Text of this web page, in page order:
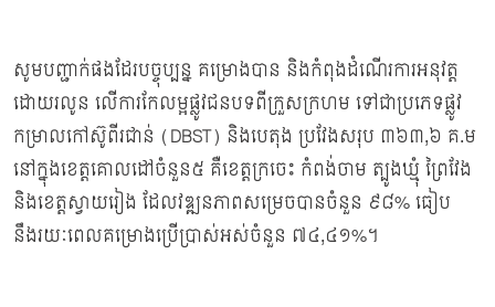
សូមបញ្ជាក់ផងដែរបច្ចុប្បន្ន គម្រោងបាន និងកំពុងដំណើរការអនុវត្ត
ដោយរលូន លើការកែលម្អផ្លូវជនបទពីក្រួសក្រហម ទៅជាប្រភេទផ្លូវ
កម្រាលកៅស៊ូពីរជាន់ (DBST) និងបេតុង ប្រវែងសរុប ៣៦៣,៦ គ.ម
នៅក្នុងខេត្តគោលដៅចំនួន៥ គឺខេត្តក្រចេះ កំពង់ចាម ត្បូងឃ្មុំ ព្រៃវែង
និងខេត្តស្វាយរៀង ដែលវឌ្ឍនភាពសម្រេចបានចំនួន ៩៨% ធៀប
នឹងរយៈពេលគម្រោងប្រើប្រាស់អស់ចំនួន ៧៤,៤១%។